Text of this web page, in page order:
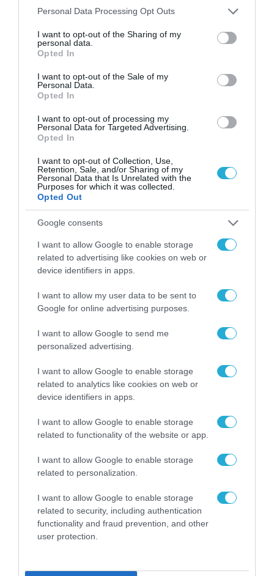
Please note that this website/app uses one or more Google
not limited to your visit or usage behaviour. You may click to
grant or deny consent to Google and its third-party tags to
use your data for below specified purposes in below Google
consent section.
Personal Data Processing Opt Outs
I want to opt-out of the Sharing of my
personal data.
Opted In
I want to opt-out of the Sale of my
Personal Data.
Opted In
I want to opt-out of processing my
Personal Data for Targeted Advertising.
Opted In
I want to opt-out of Collection, Use,
Retention, Sale, and/or Sharing of my
Personal Data that Is Unrelated with the
Purposes for which it was collected.
Opted Out
Google consents
I want to allow Google to enable storage
related to advertising like cookies on web or
device identifiers in apps.
I want to allow my user data to be sent to
Google for online advertising purposes.
I want to allow Google to send me
personalized advertising.
I want to allow Google to enable storage
related to analytics like cookies on web or
device identifiers in apps.
I want to allow Google to enable storage
related to functionality of the website or app.
I want to allow Google to enable storage
related to personalization.
I want to allow Google to enable storage
related to security, including authentication
functionality and fraud prevention, and other
user protection.
ΟΙΚΟΝΟΜΙΑ
Η Κομισιόν ξεκινά έρευνα για τις
πολυεθνικές μετά την επιστολή
Μητσοτάκη
05.07.2024
ΟΙΚΟΝΟΜΙΑ
Οικονομική βοήθεια 2,2 δισ.
ευρώ από την ΕΕ για τις
πλημμύρες στη Θεσσαλία
12.09.2023